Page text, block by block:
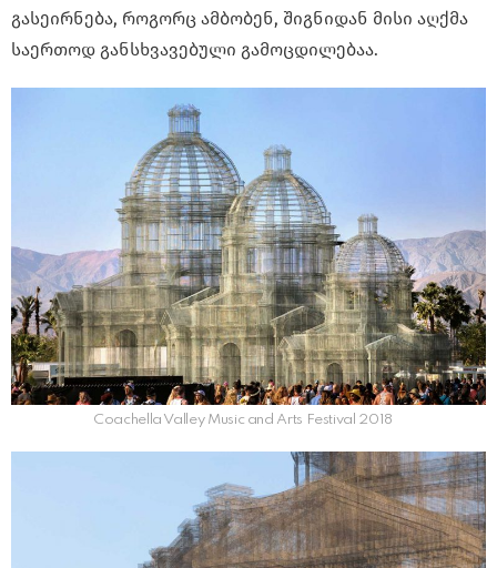
გასეირნება, როგორც ამბობენ, შიგნიდან მისი აღქმა
საერთოდ განსხვავებული გამოცდილებაა.
Coachella Valley Music and Arts Festival 2018